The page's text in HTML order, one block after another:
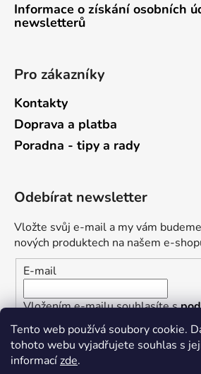
Tento web používá soubory cookie.
tohoto webu vyjadřujete souhlas s
informacízde.
Informace o získání osobních
newsletterů
Pro zákazníky
Kontakty
Doprava a platba
Poradna - tipy a rady
Odebírat newsletter
Vložte svůj e-mail a my vám
nových produktech na našem e-
E-mail
Vložením e-mailu souhlasíte s
osobních údajů
PŘIHLÁSIT SE